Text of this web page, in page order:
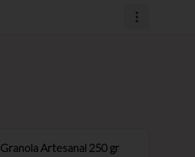
Granola Artesanal 250 gr